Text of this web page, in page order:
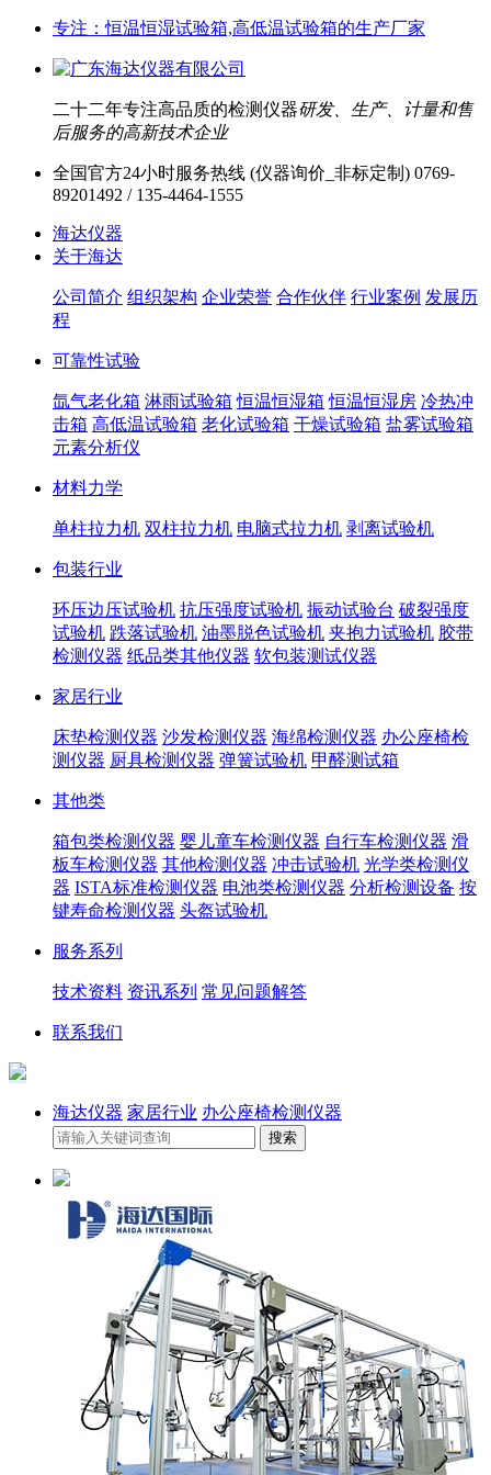
专注：恒温恒湿试验箱,高低温试验箱的生产厂家
二十二年专注高品质的检测仪器研发、生产、计量和售
后服务的高新技术企业
全国官方24小时服务热线 (仪器询价_非标定制) 0769-
89201492 / 135-4464-1555
海达仪器
关于海达
公司简介 组织架构 企业荣誉 合作伙伴 行业案例 发展历
程
可靠性试验
氙气老化箱 淋雨试验箱 恒温恒湿箱 恒温恒湿房 冷热冲
击箱 高低温试验箱 老化试验箱 干燥试验箱 盐雾试验箱
元素分析仪
材料力学
单柱拉力机 双柱拉力机 电脑式拉力机 剥离试验机
包装行业
环压边压试验机 抗压强度试验机 振动试验台 破裂强度
试验机 跌落试验机 油墨脱色试验机 夹抱力试验机 胶带
检测仪器 纸品类其他仪器 软包装测试仪器
家居行业
床垫检测仪器 沙发检测仪器 海绵检测仪器 办公座椅检
测仪器 厨具检测仪器 弹簧试验机 甲醛测试箱
其他类
箱包类检测仪器 婴儿童车检测仪器 自行车检测仪器 滑
板车检测仪器 其他检测仪器 冲击试验机 光学类检测仪
器 ISTA标准检测仪器 电池类检测仪器 分析检测设备 按
键寿命检测仪器 头盔试验机
服务系列
技术资料 资讯系列 常见问题解答
联系我们
海达仪器 家居行业 办公座椅检测仪器